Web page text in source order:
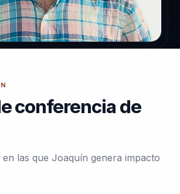
conferencia de
en las que Joaquín genera impacto